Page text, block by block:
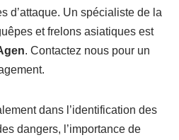
d’attaque. Un spécialiste de la
et frelons asiatiques est
. Contactez nous pour un
dans l’identification des
dangers, l’importance de